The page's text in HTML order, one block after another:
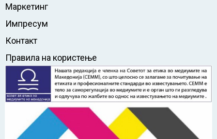
Маркетинг
Импресум
Контакт
Правила на користење